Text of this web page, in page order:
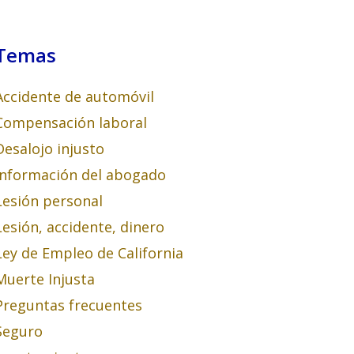
de automóvil
laboral
injusto
del abogado
personal
accidente, dinero
de Empleo de California
Injusta
frecuentes